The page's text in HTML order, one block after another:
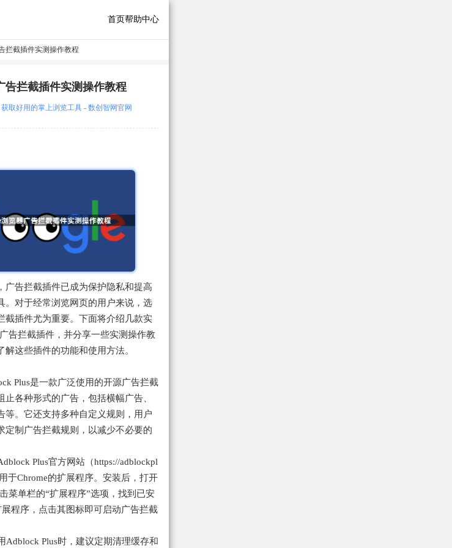
首页帮助中心
拦截插件实测操作教程
告拦截插件实测操作教程
获取好用的掌上浏览工具 - 数创智网官网
广告拦截插件已成为保护隐私和提高
。对于经常浏览网页的用户来说，选
截插件尤为重要。下面将介绍几款实
告拦截插件，并分享一些实测操作教
解这些插件的功能和使用方法。
Plus是一款广泛使用的开源广告拦截
止各种形式的广告，包括横幅广告、
等。它还支持多种自定义规则，用户
定制广告拦截规则，以减少不必要的
Plus官方网站（https://adblockpl
于Chrome的扩展程序。安装后，打开
菜单栏的“扩展程序”选项，找到已安
程序，点击其图标即可启动广告拦截
Adblock Plus时，建议定期清理缓存和